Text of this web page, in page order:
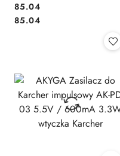
Dyson V10 V11
Cena:
85.04
Cena:
85.04